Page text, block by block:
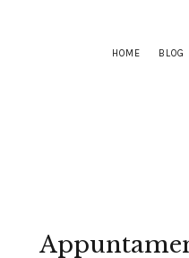
HOME BLOG